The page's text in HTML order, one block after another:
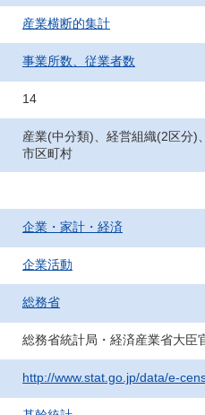
産業横断的集計
事業所数、従業者数
14
産業(中分類)、経営組織(2区分)
市区町村
企業・家計・経済
企業活動
総務省
総務省統計局・経済産業省大臣
http://www.stat.go.jp/data/e-